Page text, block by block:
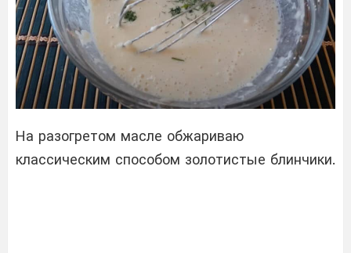
На разогретом масле обжариваю
классическим способом золотистые блинчики.